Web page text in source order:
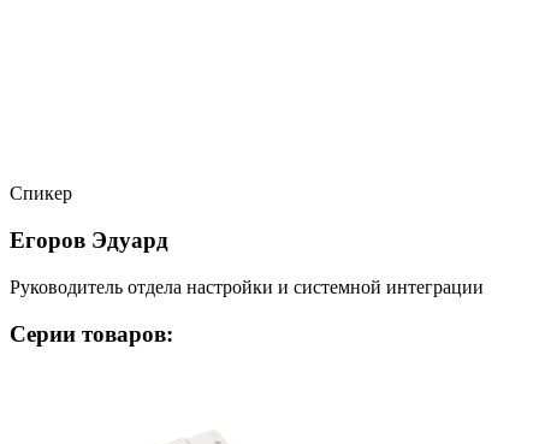
Спикер
Егоров Эдуард
Руководитель отдела настройки и системной интеграции
Серии товаров: